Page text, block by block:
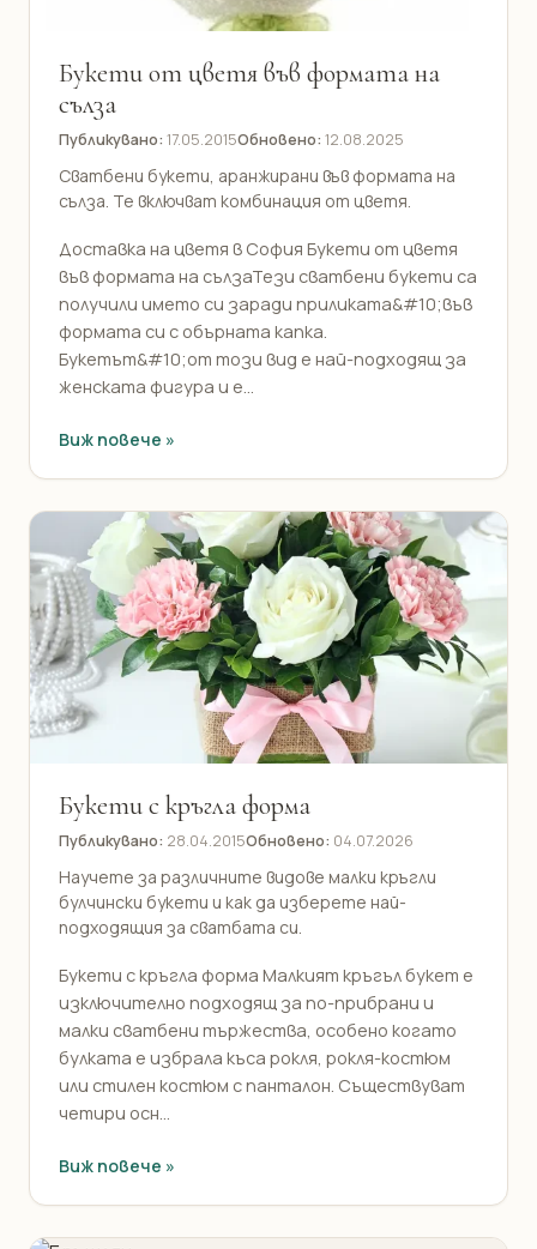
Букети от цветя във формата на
сълза
Публикувано: 17.05.2015Обновено: 12.08.2025
Сватбени букети, аранжирани във формата на
сълза. Те включват комбинация от цветя.
Доставка на цветя в София Букети от цветя
във формата на сълзаТези сватбени букети са
получили името си заради приликата&#10;във
формата си с обърната капка.
Букетът&#10;от този вид е най-подходящ за
женската фигура и е...
Виж повече »
Букети с кръгла форма
Публикувано: 28.04.2015Обновено: 04.07.2026
Научете за различните видове малки кръгли
булчински букети и как да изберете най-
подходящия за сватбата си.
Букети с кръгла форма Малкият кръгъл букет е
изключително подходящ за по-прибрани и
малки сватбени тържества, особено когато
булката е избрала къса рокля, рокля-костюм
или стилен костюм с панталон. Съществуват
четири осн...
Виж повече »